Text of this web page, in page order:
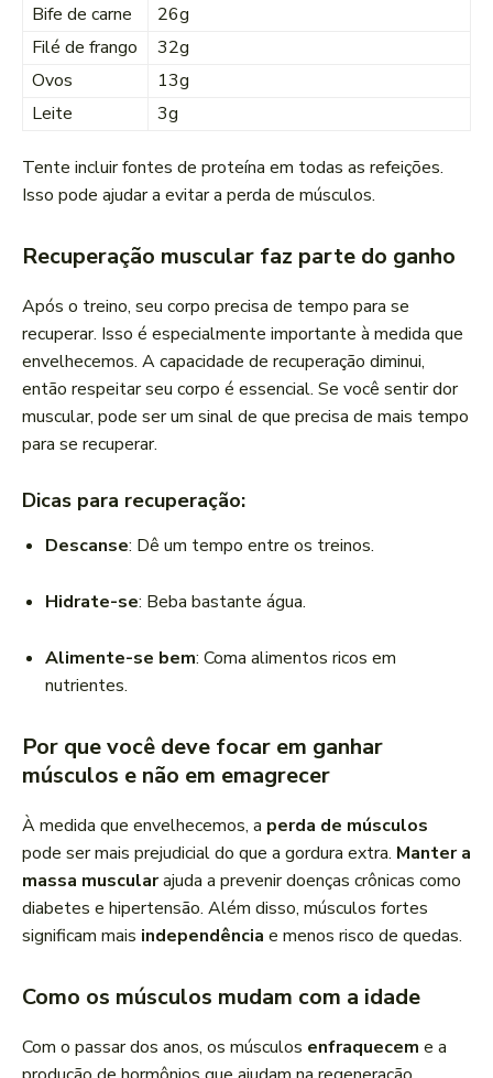
Bife de carne
26g
Filé de frango
32g
Ovos
13g
Leite
3g
Tente incluir fontes de proteína em todas as refeições.
Isso pode ajudar a evitar a perda de músculos.
Recuperação muscular faz parte do ganho
Após o treino, seu corpo precisa de tempo para se
recuperar. Isso é especialmente importante à medida que
envelhecemos. A capacidade de recuperação diminui,
então respeitar seu corpo é essencial. Se você sentir dor
muscular, pode ser um sinal de que precisa de mais tempo
para se recuperar.
Dicas para recuperação:
Descanse: Dê um tempo entre os treinos.
Hidrate-se: Beba bastante água.
Alimente-se bem: Coma alimentos ricos em
nutrientes.
Por que você deve focar em ganhar
músculos e não em emagrecer
À medida que envelhecemos, a perda de músculos
pode ser mais prejudicial do que a gordura extra. Manter a
massa muscularajuda a prevenir doenças crônicas como
diabetes e hipertensão. Além disso, músculos fortes
significam mais independência e menos risco de quedas.
Como os músculos mudam com a idade
Com o passar dos anos, os músculos enfraquecem e a